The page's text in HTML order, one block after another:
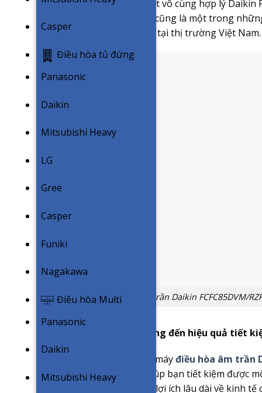
Casper
Điều hòa tủ đứng
Panasonic
Daikin
Mitsubishi Heavy
LG
Gree
Casper
Funiki
Nagakawa
Điều hòa Multi
Panasonic
Daikin
Mitsubishi Heavy
Với mức giá thành đề xuất vô cùng hợp lý Daikin
tư nào trên cả nước. Đây cũng là một trong
bán chạy nhất của Daikin tại thị trường Việt Nam.
Điều hoà âm trần Daikin FCFC85DVM/
Công nghệ Inverter mang đến hiệu quả tiết
Công nghệ Inverter trên máyđiều hòa âm trần
năng vượt trội mà còn giúp bạn tiết kiệm được
Không những mang đến lợi ích lâu dài về kinh